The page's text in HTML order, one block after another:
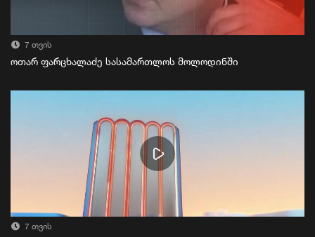
7 თვის
ოთარ ფარცხალაძე სასამართლოს მოლოდინში
7 თვის